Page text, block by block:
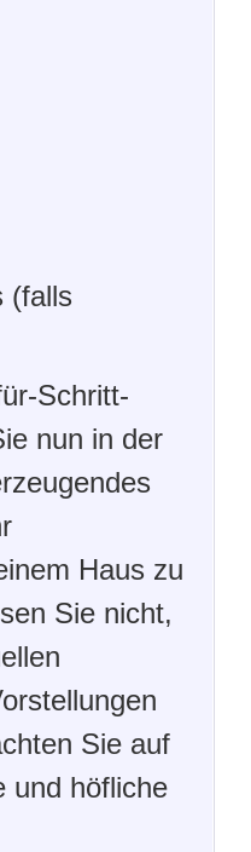
(falls
Schritt-
nun in der
Haus zu
Sie nicht,
Sie auf
und höfliche